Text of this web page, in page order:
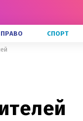
ПРАВО СПОРТ